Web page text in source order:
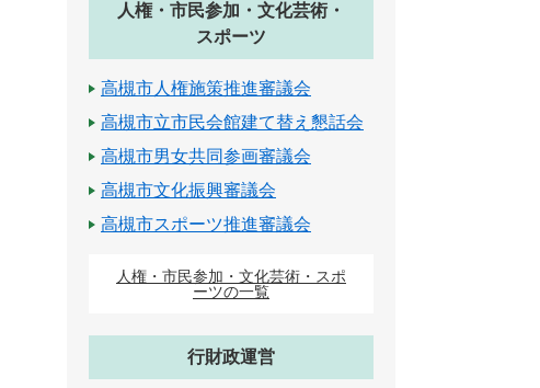
人権・市民参加・文化芸術・
スポーツ
高槻市人権施策推進審議会
高槻市立市民会館建て替え懇話会
高槻市男女共同参画審議会
高槻市文化振興審議会
高槻市スポーツ推進審議会
人権・市民参加・文化芸術・スポ
ーツの一覧
行財政運営